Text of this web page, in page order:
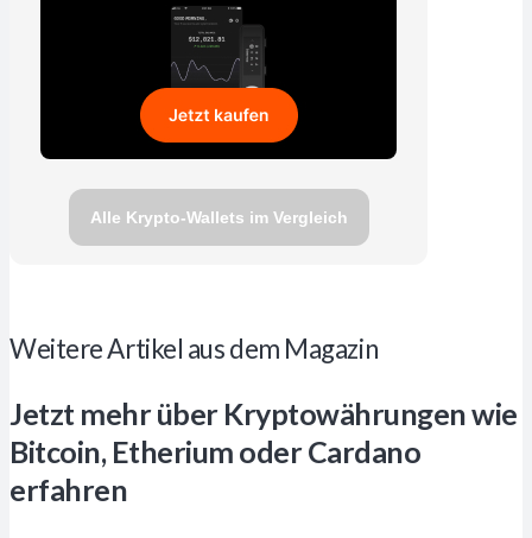
Alle Krypto-Wallets im Vergleich
Weitere Artikel aus dem Magazin
Jetzt mehr über Kryptowährungen wie
Bitcoin, Etherium oder Cardano
erfahren